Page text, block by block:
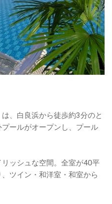
、白良浜から徒歩約3分のと
ールがオープンし、プール
ッシュな空間。全室が40平
ツイン・和洋室・和室から